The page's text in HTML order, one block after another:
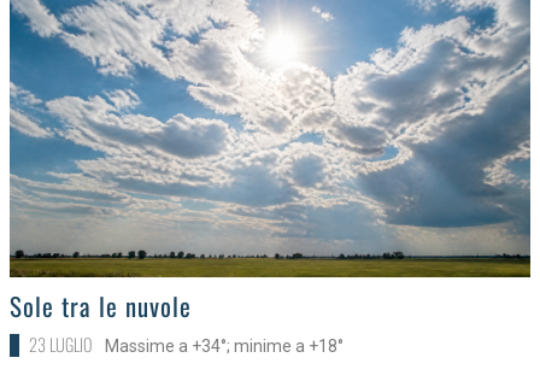
>
Sole tra le nuvole
23 LUGLIO Massime a +34°; minime a +18°